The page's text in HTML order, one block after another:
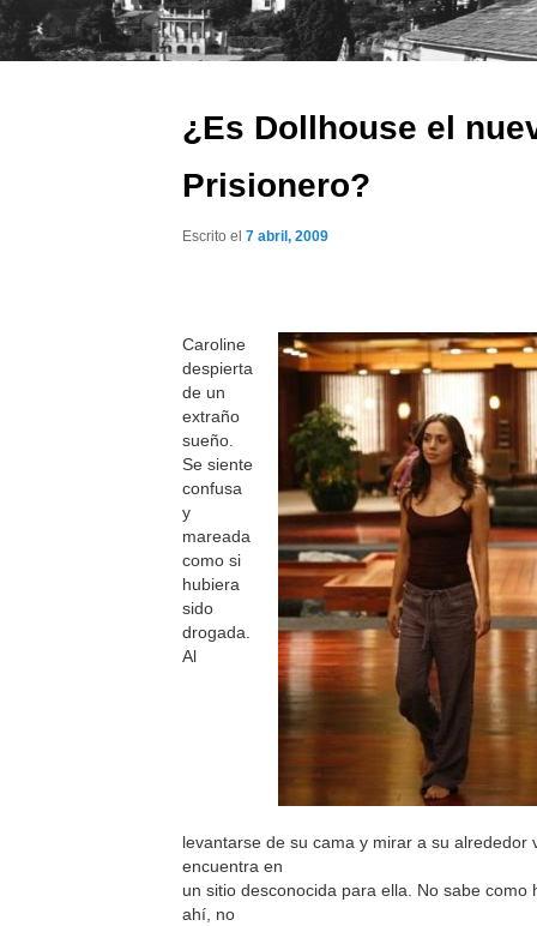
¿Es Dollhouse el
Prisionero?
Escrito el7 abril, 2009
Caroline
despierta
de un
extraño
sueño.
Se siente
confusa
y
mareada
como si
hubiera
sido
drogada.
Al
levantarse de su cama y mirar a su alrededor
encuentra en
un sitio desconocida para ella. No sabe como
ahí, no